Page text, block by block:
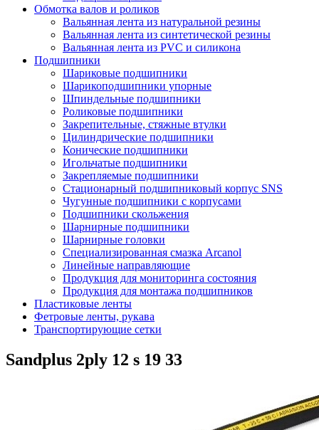
Обмотка валов и роликов
Вальянная лента из натуральной резины
Вальянная лента из синтетической резины
Вальянная лента из PVC и силикона
Подшипники
Шариковые подшипники
Шарикоподшипники упорные
Шпиндельные подшипники
Роликовые подшипники
Закрепительные, стяжные втулки
Цилиндрические подшипники
Конические подшипники
Игольчатые подшипники
Закрепляемые подшипники
Стационарный подшипниковый корпус SNS
Чугунные подшипники с корпусами
Подшипники скольжения
Шарнирные подшипники
Шарнирные головки
Специализированная смазка Arcanol
Линейные направляющие
Продукция для мониторинга состояния
Продукция для монтажа подшипников
Пластиковые ленты
Фетровые ленты, рукава
Транспортирующие сетки
Sandplus 2ply 12 s 19 33